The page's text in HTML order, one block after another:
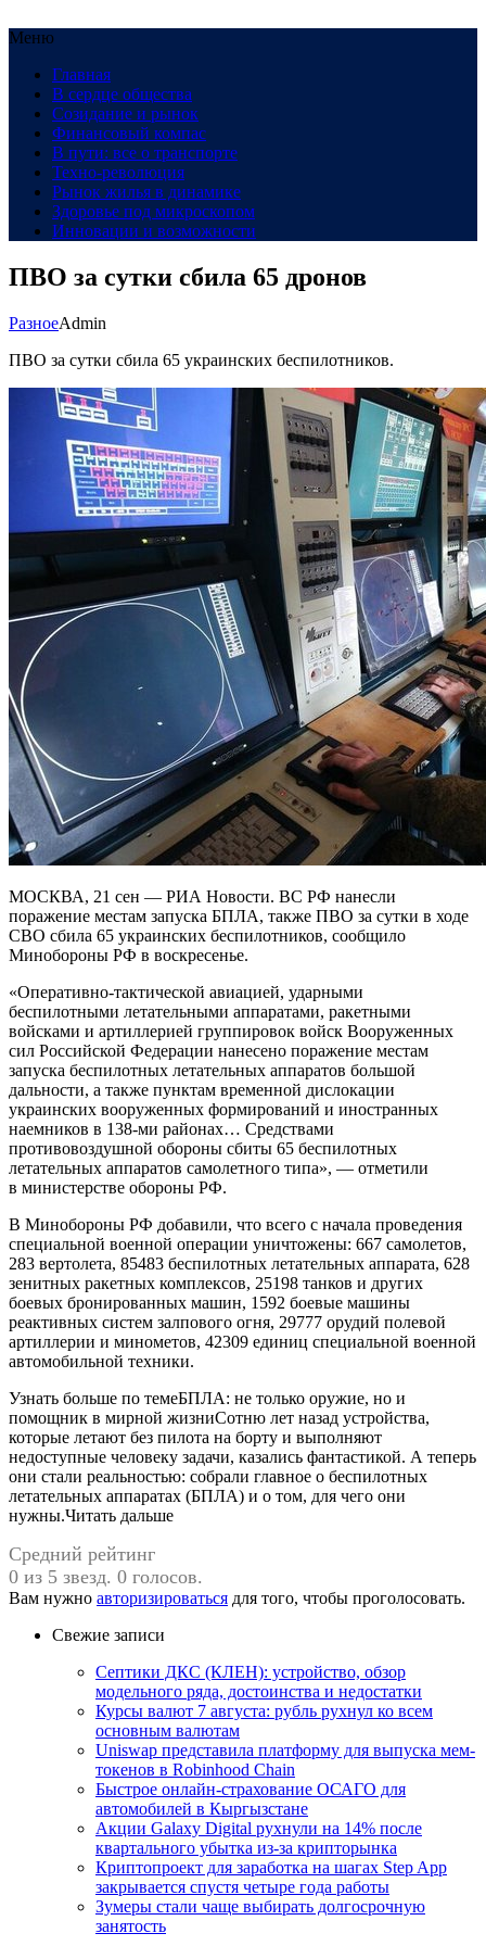
Меню
Главная
В сердце общества
Созидание и рынок
Финансовый компас
В пути: все о транспорте
Техно-революция
Рынок жилья в динамике
Здоровье под микроскопом
Инновации и возможности
ПВО за сутки сбила 65 дронов
РазноеAdmin
ПВО за сутки сбила 65 украинских беспилотников.
МОСКВА, 21 сен — РИА Новости. ВС РФ нанесли
поражение местам запуска БПЛА, также ПВО за сутки в ходе
СВО сбила 65 украинских беспилотников, сообщило
Минобороны РФ в воскресенье.
«Оперативно-тактической авиацией, ударными
беспилотными летательными аппаратами, ракетными
войсками и артиллерией группировок войск Вооруженных
сил Российской Федерации нанесено поражение местам
запуска беспилотных летательных аппаратов большой
дальности, а также пунктам временной дислокации
украинских вооруженных формирований и иностранных
наемников в 138-ми районах… Средствами
противовоздушной обороны сбиты 65 беспилотных
летательных аппаратов самолетного типа», — отметили
в министерстве обороны РФ.
В Минобороны РФ добавили, что всего с начала проведения
специальной военной операции уничтожены: 667 самолетов,
283 вертолета, 85483 беспилотных летательных аппарата, 628
зенитных ракетных комплексов, 25198 танков и других
боевых бронированных машин, 1592 боевые машины
реактивных систем залпового огня, 29777 орудий полевой
артиллерии и минометов, 42309 единиц специальной военной
автомобильной техники.
Узнать больше по темеБПЛА: не только оружие, но и
помощник в мирной жизниСотню лет назад устройства,
которые летают без пилота на борту и выполняют
недоступные человеку задачи, казались фантастикой. А теперь
они стали реальностью: собрали главное о беспилотных
летательных аппаратах (БПЛА) и о том, для чего они
нужны.Читать дальше
Средний рейтинг
0 из 5 звезд. 0 голосов.
Вам нужно авторизироваться для того, чтобы проголосовать.
Свежие записи
Септики ДКС (КЛЕН): устройство, обзор
модельного ряда, достоинства и недостатки
Курсы валют 7 августа: рубль рухнул ко всем
основным валютам
Uniswap представила платформу для выпуска мем-
токенов в Robinhood Chain
Быстрое онлайн-страхование ОСАГО для
автомобилей в Кыргызстане
Акции Galaxy Digital рухнули на 14% после
квартального убытка из-за крипторынка
Криптопроект для заработка на шагах Step App
закрывается спустя четыре года работы
Зумеры стали чаще выбирать долгосрочную
занятость